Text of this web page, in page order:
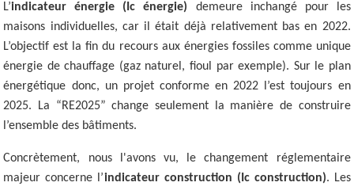
L’indicateur énergie (Ic énergie) demeure inchangé pour les
maisons individuelles, car il était déjà relativement bas en 2022.
L’objectif est la fin du recours aux énergies fossiles comme unique
énergie de chauffage (gaz naturel, fioul par exemple). Sur le plan
énergétique donc, un projet conforme en 2022 l’est toujours en
2025. La “RE2025” change seulement la manière de construire
l’ensemble des bâtiments.
Concrètement, nous l'avons vu, le changement réglementaire
majeur concerne l’indicateur construction (Ic construction). Les